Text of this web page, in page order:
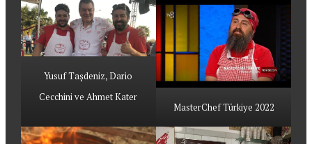
Yusuf Taşdeniz, Dario
Cecchini ve Ahmet Kater
MasterChef Türkiye 2022